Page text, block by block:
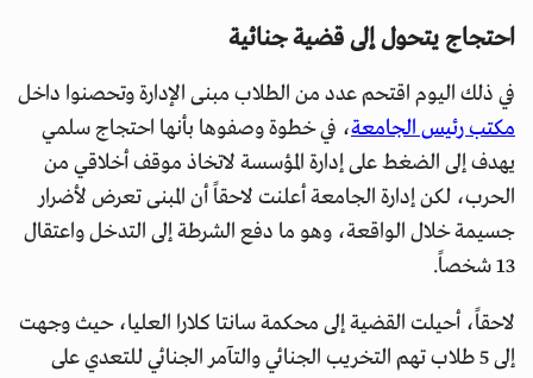
احتجاج يتحول إلى قضية جنائية
في ذلك اليوم اقتحم عدد من الطلاب مبنى الإدارة وتحصنوا داخل
مكتب رئيس الجامعة، في خطوة وصفوها بأنها احتجاج سلمي
يهدف إلى الضغط على إدارة المؤسسة لاتخاذ موقف أخلاقي من
الحرب، لكن إدارة الجامعة أعلنت لاحقاً أن المبنى تعرض لأضرار
جسيمة خلال الواقعة، وهو ما دفع الشرطة إلى التدخل واعتقال
13 شخصاً.
لاحقاً، أحيلت القضية إلى محكمة سانتا كلارا العليا، حيث وجهت
إلى 5 طلاب تهم التخريب الجنائي والتآمر الجنائي للتعدي على